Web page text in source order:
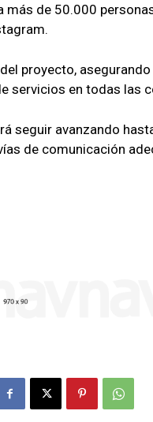
de 50.000
proyecto,
servicios en todas las
seguir avanzando
de comunicación